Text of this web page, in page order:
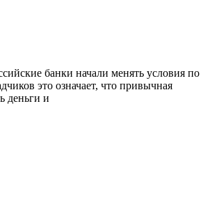
банки начали менять условия по
это означает, что привычная
деньги и